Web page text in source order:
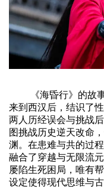
《海昏行》的故事
来到西汉后，结识了
两人历经误会与挑战
图挑战历史逆天改命
渊。在患难与共的过
融合了穿越与无限流
屡陷生死困局，唯有
设定使得现代思维与